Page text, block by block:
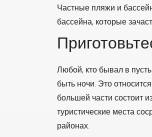
Частные пляжи и
бассейна, которые
Любой, кто бывал в
быть ночи. Это
большей части состоит
туристические места
районах.